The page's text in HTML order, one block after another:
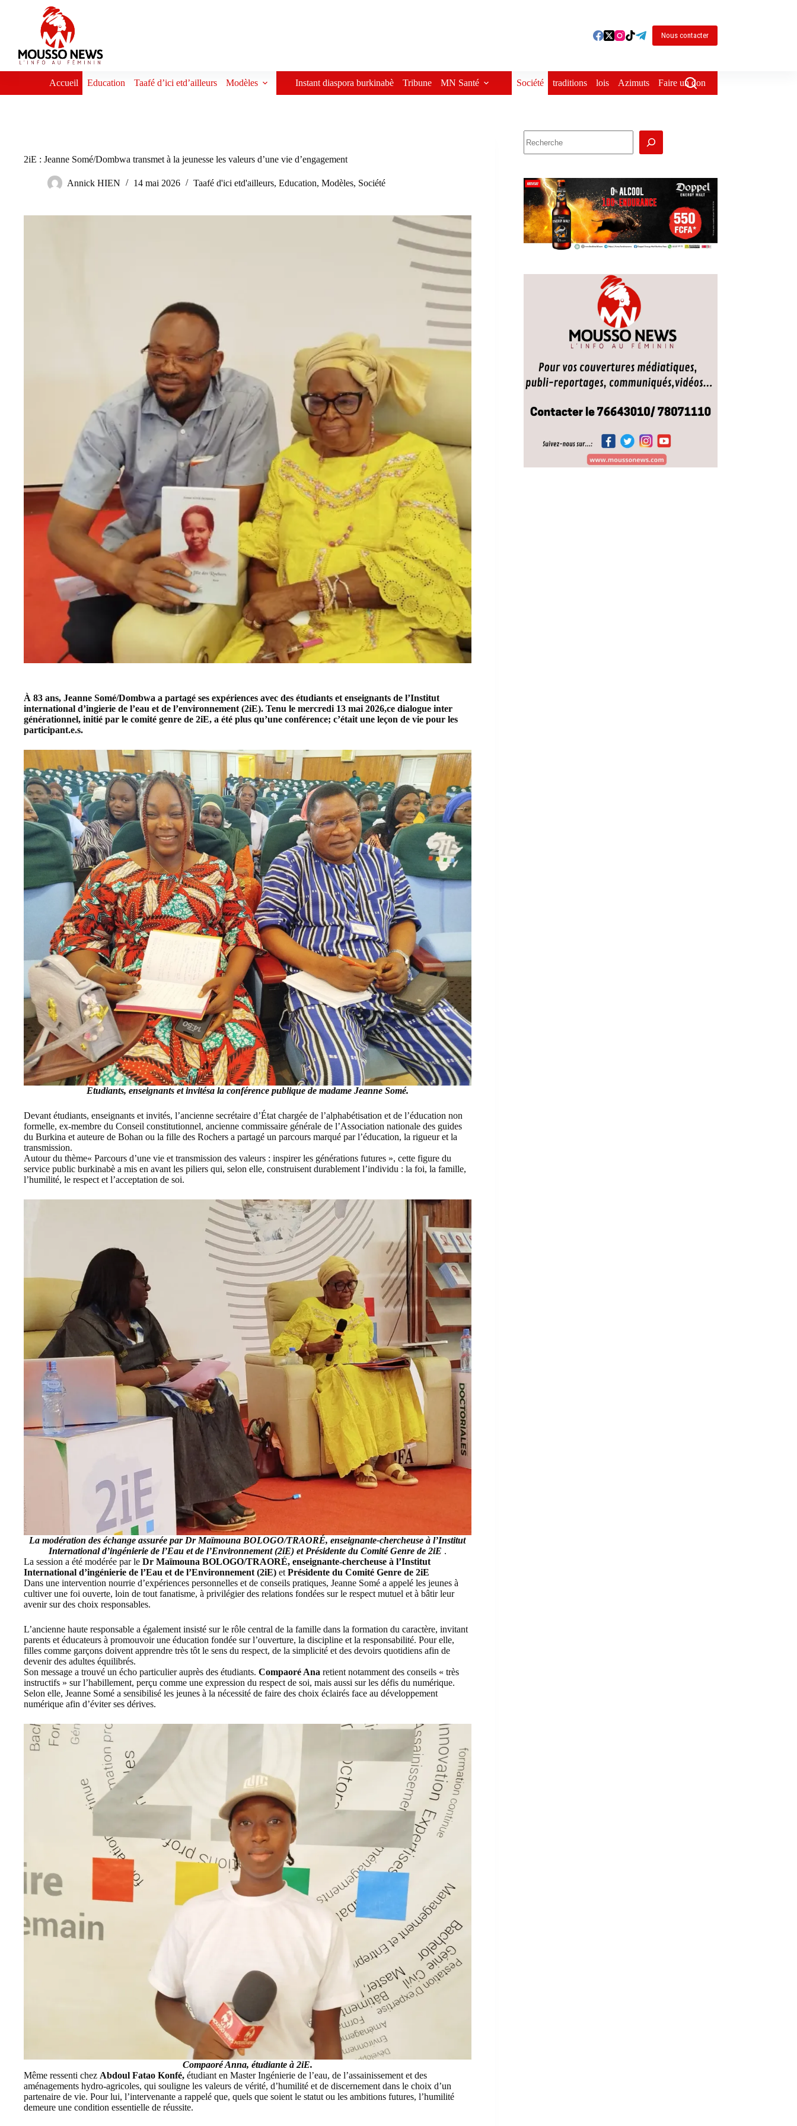
Nous contacter
Accueil Education Taafé d’ici etd’ailleurs Modèles Instant diaspora burkinabè Tribune MN Santé Société traditions lois Azimuts Faire un don
2iE : Jeanne Somé/Dombwa transmet à la jeunesse les valeurs d’une vie d’engagement
Annick HIEN 14 mai 2026 Taafé d'ici etd'ailleurs, Education, Modèles, Société
À 83 ans, Jeanne Somé/Dombwa a partagé ses expériences avec des étudiants et enseignants de l’Institut
international d’ingierie de l’eau et de l’environnement (2iE). Tenu le mercredi 13 mai 2026,ce dialogue inter
générationnel, initié par le comité genre de 2iE, a été plus qu’une conférence; c’était une leçon de vie pour les
participant.e.s.
Etudiants, enseignants et invitésa la conférence publique de madame Jeanne Somé.
Devant étudiants, enseignants et invités, l’ancienne secrétaire d’État chargée de l’alphabétisation et de l’éducation non
formelle, ex-membre du Conseil constitutionnel, ancienne commissaire générale de l’Association nationale des guides
du Burkina et auteure de Bohan ou la fille des Rochers a partagé un parcours marqué par l’éducation, la rigueur et la
transmission.
Autour du thème« Parcours d’une vie et transmission des valeurs : inspirer les générations futures », cette figure du
service public burkinabè a mis en avant les piliers qui, selon elle, construisent durablement l’individu : la foi, la famille,
l’humilité, le respect et l’acceptation de soi.
La modération des échange assurée par Dr Maïmouna BOLOGO/TRAORÉ, enseignante-chercheuse à l’Institut
International d’ingénierie de l’Eau et de l’Environnement (2iE) et Présidente du Comité Genre de 2iE .
La session a été modérée par le Dr Maïmouna BOLOGO/TRAORÉ, enseignante-chercheuse à l’Institut
International d’ingénierie de l’Eau et de l’Environnement (2iE) et Présidente du Comité Genre de 2iE
Dans une intervention nourrie d’expériences personnelles et de conseils pratiques, Jeanne Somé a appelé les jeunes à
cultiver une foi ouverte, loin de tout fanatisme, à privilégier des relations fondées sur le respect mutuel et à bâtir leur
avenir sur des choix responsables.
L’ancienne haute responsable a également insisté sur le rôle central de la famille dans la formation du caractère, invitant
parents et éducateurs à promouvoir une éducation fondée sur l’ouverture, la discipline et la responsabilité. Pour elle,
filles comme garçons doivent apprendre très tôt le sens du respect, de la simplicité et des devoirs quotidiens afin de
devenir des adultes équilibrés.
Son message a trouvé un écho particulier auprès des étudiants. Compaoré Ana retient notamment des conseils « très
instructifs » sur l’habillement, perçu comme une expression du respect de soi, mais aussi sur les défis du numérique.
Selon elle, Jeanne Somé a sensibilisé les jeunes à la nécessité de faire des choix éclairés face au développement
numérique afin d’éviter ses dérives.
Compaoré Anna, étudiante à 2iE.
Même ressenti chez Abdoul Fatao Konfé, étudiant en Master Ingénierie de l’eau, de l’assainissement et des
aménagements hydro-agricoles, qui souligne les valeurs de vérité, d’humilité et de discernement dans le choix d’un
partenaire de vie. Pour lui, l’intervenante a rappelé que, quels que soient le statut ou les ambitions futures, l’humilité
demeure une condition essentielle de réussite.